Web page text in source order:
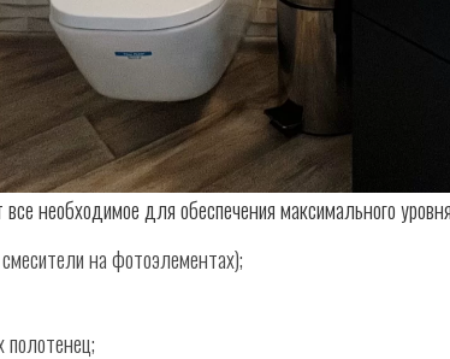
необходимое для обеспечения максимального
на фотоэлементах);